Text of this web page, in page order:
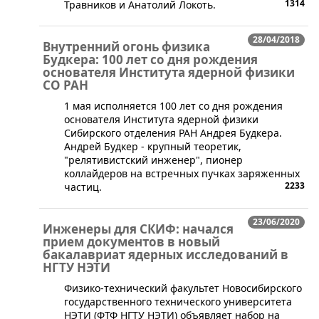
Травников и Анатолий Локоть. 1314
28/04/2018
Внутренний огонь физика
Будкера: 100 лет со дня рождения
основателя Института ядерной физики
СО РАН
​​1 мая исполняется 100 лет со дня рождения
основателя Института ядерной физики
Сибирского отделения РАН Андрея Будкера.
Андрей Будкер - крупный теоретик,
"релятивистский инженер", пионер
коллайдеров на встречных пучках заряженных
частиц.
2233
23/06/2020
Инженеры для СКИФ: начался
прием документов в новый
бакалавриат ядерных исследований в
НГТУ НЭТИ
Физико-технический факультет Новосибирского
государственного технического университета
НЭТИ (ФТФ НГТУ НЭТИ) объявляет набор на